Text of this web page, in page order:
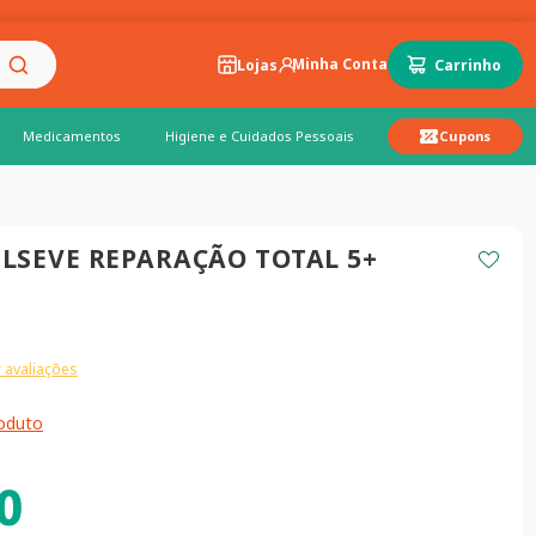
Lojas
Medicamentos Higiene e Cuidados Pessoais Cupons
REPARAÇÃO TOTAL 5+
avaliações